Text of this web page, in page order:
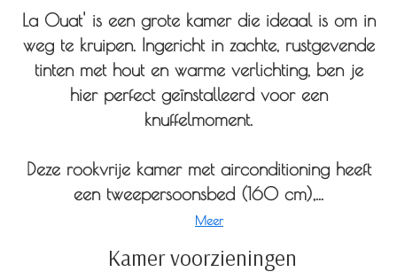
La Ouat' is een grote kamer die ideaal is om in
weg te kruipen. Ingericht in zachte, rustgevende
tinten met hout en warme verlichting, ben je
hier perfect geïnstalleerd voor een
knuffelmoment.
Deze rookvrije kamer met airconditioning heeft
een tweepersoonsbed (160 cm),...
Meer
Kamer voorzieningen